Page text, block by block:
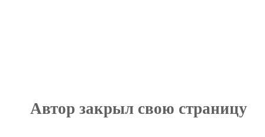
Автор закрыл свою страницу